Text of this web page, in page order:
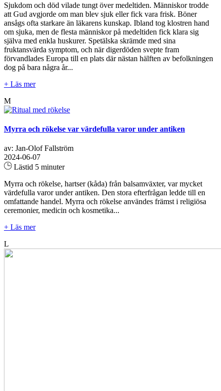
Sjukdom och död vilade tungt över medeltiden. Människor trodde
att Gud avgjorde om man blev sjuk eller fick vara frisk. Böner
ansågs ofta starkare än läkarens kunskap. Ibland tog klostren hand
om sjuka, men de flesta människor på medeltiden fick klara sig
själva med enkla huskurer. Spetälska skrämde med sina
fruktansvärda symptom, och när digerdöden svepte fram
förvandlades Europa till en plats där nästan hälften av befolkningen
dog på bara några år...
+ Läs mer
M
Myrra och rökelse var värdefulla varor under antiken
av: Jan-Olof Fallström
2024-06-07
Lästid 5 minuter
Myrra och rökelse, hartser (kåda) från balsamväxter, var mycket
värdefulla varor under antiken. Den stora efterfrågan ledde till en
omfattande handel. Myrra och rökelse användes främst i religiösa
ceremonier, medicin och kosmetika...
+ Läs mer
L